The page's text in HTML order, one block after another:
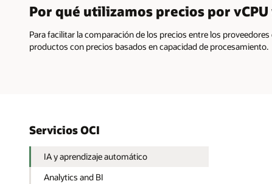
Por qué utilizamos precios por vCPU
Para facilitar la comparación de los precios entre los
productos con precios basados en capacidad de procesamiento.
Servicios OCI
IA y aprendizaje automático
Analytics and BI